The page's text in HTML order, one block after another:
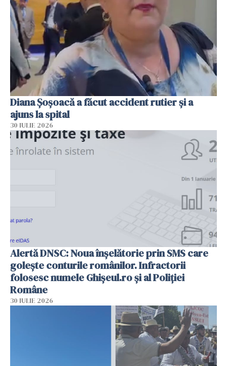
Diana Șoșoacă a făcut accident rutier și a
ajuns la spital
30 IULIE 2026
Alertă DNSC: Noua înșelătorie prin SMS care
golește conturile românilor. Infractorii
folosesc numele Ghișeul.ro și al Poliției
Române
30 IULIE 2026